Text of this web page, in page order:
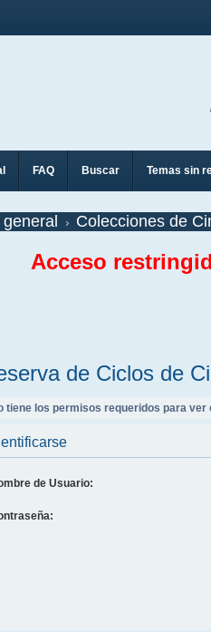
FAQ Buscar Temas sin
Colecciones de
Acceso
de Ciclos de
tiene los permisos requeridos para ver
de Usuario: